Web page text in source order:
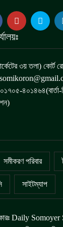
৩য় তলা) কোর্ট
৪০১৪৬৪(বার্তা-
সমীকরণ পরিবার
সাইটম্যাপ
Daily Somoyer